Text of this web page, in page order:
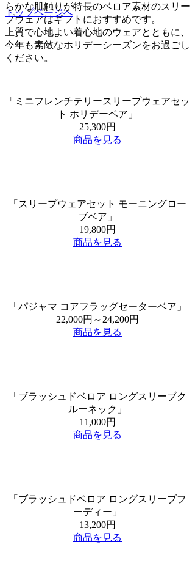
らかな肌触りが特長のベロア素材のスリー
プウェアはギフトにおすすめです。
上質で心地よい着心地のウェアとともに、
今年も素敵なホリデーシーズンをお過ごし
ください。
「ミニフレンチテリースリープウェアセッ
ト ホリデーベア」
25,300円
商品を見る
「スリープウェアセット モーニングロー
ブベア」
19,800円
商品を見る
「パジャマ コアフラッグセーターベア」
22,000円～24,200円
商品を見る
「ブラッシュドベロア ロングスリーブク
ルーネック」
11,000円
商品を見る
「ブラッシュドベロア ロングスリーブフ
ーディー」
13,200円
商品を見る
トップページへ